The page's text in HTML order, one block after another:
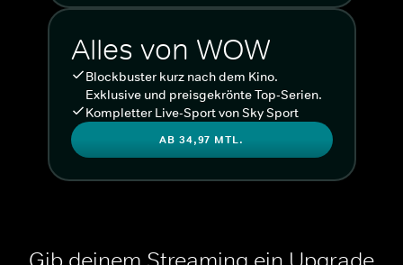
Alles von WOW
Blockbuster kurz nach dem Kino.
Exklusive und preisgekrönte Top-Serien.
Kompletter Live-Sport von Sky Sport
AB 34,97 MTL.
Gib deinem Streaming ein Upgrade